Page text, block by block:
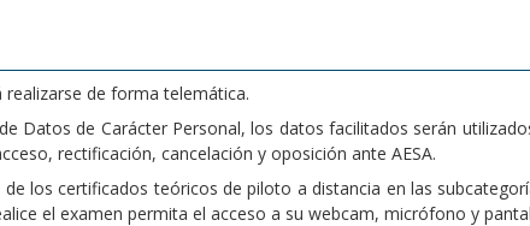
de forma telemática.
Datos de Carácter Personal, los datos facilitados serán
rectificación, cancelación y oposición ante AESA.
los certificados teóricos de piloto a distancia en las
el examen permita el acceso a su webcam, micrófono y